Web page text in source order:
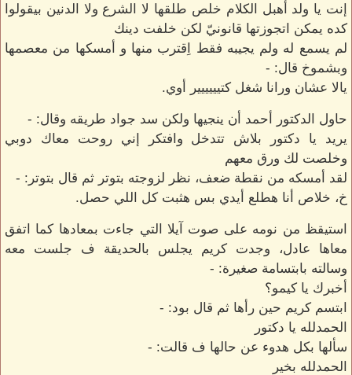
إنت يا ولد أهبل الكلام خلص طلقها لا الشرع ولا الدنين بيقولوا
كده يمكن اتجوزتها قانونيّ لكن خلفت دينك
لم يسمع له ولم يجيبه فقط اِقترب منها و أمسكها من معصمها
وبشموخ قال: -
يالا عشان ورانا شغل كتيييييير أوي.
حاول الدكتور أحمد أن ينجيها ولكن سد جواد طريقه وقال: -
يريد يا دكتور بلاش تتدخل وافتكر إني روحت معاك دوبي
وخلصت لك ورق معهم
لقد أمسكه من نقطة ضعف، نظر لزوجته بتوتر ثم قال بتوتر: -
خ، خلاص أنا هطلع أيدي بس هثبت كل اللي حصل.
استيقظ من نومه على صوت آيلا التي جاءت بمعادها كما اتفق
معاها عادل، وجدت كريم يجلس بالحديقة ف جلست معه
وسالته بابتسامة صغيرة: -
أخبرك يا كيمو؟
ابتسم كريم حين رأها ثم قال بود: -
الحمدلله يا دكتور
سألها بكل هدوء عن حالها ف قالت: -
الحمدلله بخير